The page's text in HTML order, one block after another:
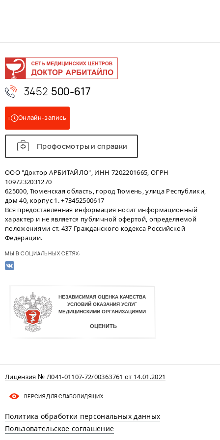
3452 500-617
Онлайн-запись
Профосмотры и справки
ООО "Доктор АРБИТАЙЛО", ИНН 7202201665, ОГРН
1097232031270
625000, Тюменская область, город Тюмень, улица Республики,
дом 40, корпус 1. +73452500617
Вся предоставленная информация носит информационный
характер и не является публичной офертой, определяемой
положениями ст. 437 Гражданского кодекса Российской
Федерации.
МЫ В СОЦИАЛЬНЫХ СЕТЯХ:
Лицензия № Л041-01107-72/00363761 от 14.01.2021
ВЕРСИЯ ДЛЯ СЛАБОВИДЯЩИХ
Политика обработки персональных данных
Пользовательское соглашение